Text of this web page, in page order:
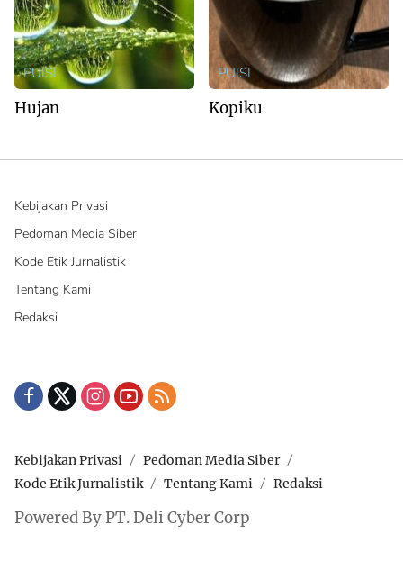
PUISI
Hujan
PUISI
Kopiku
Kebijakan Privasi
Pedoman Media Siber
Kode Etik Jurnalistik
Tentang Kami
Redaksi
Kebijakan Privasi
Pedoman Media Siber
Kode Etik Jurnalistik
Tentang Kami Redaksi
Powered By PT. Deli Cyber Corp